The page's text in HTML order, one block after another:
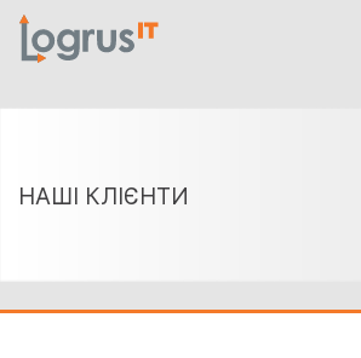
НАШІ КЛІЄНТИ